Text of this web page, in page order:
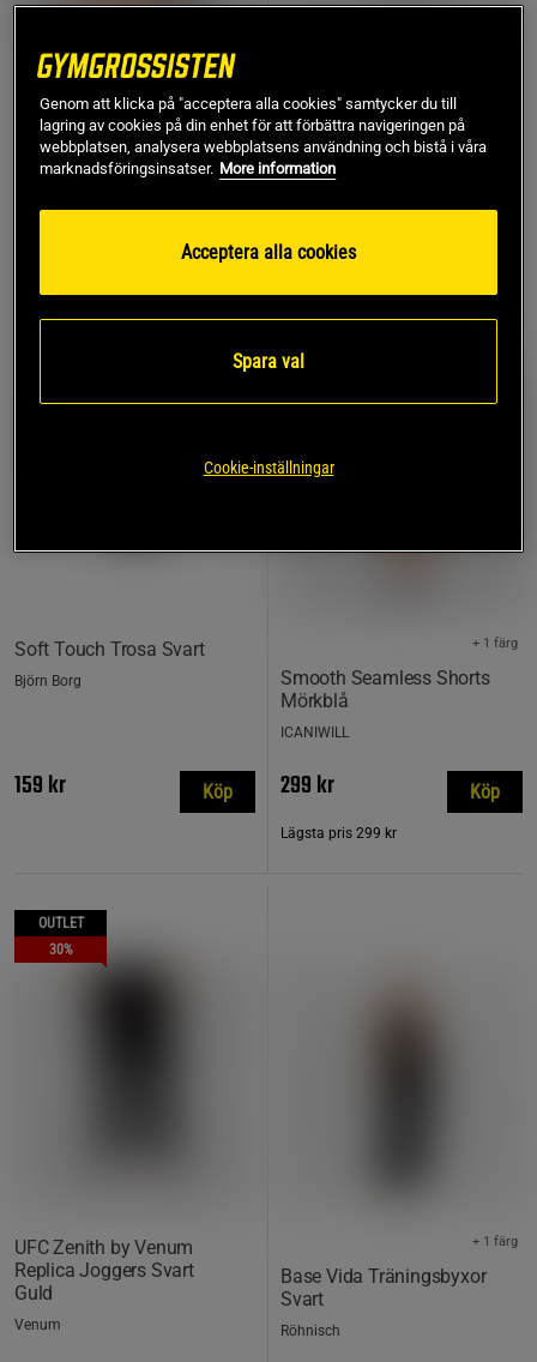
Fight Night Fightshorts
Venum
608 kr
Träningstights Svart
Drop of Mindfulness
499 kr
Soft Touch Trosa Svart
Björn Borg
159 kr Köp
OUTLET
PRISVÄRD
Smooth Seamless Shorts
Mörkblå
+ 1 färg
ICANIWILL
299 kr
Lägsta pris 299 kr
Köp
OUTLET
30%
UFC Zenith by Venum
Replica Joggers Svart
Guld
Venum
Base Vida Träningsbyxor
Svart
+ 1 färg
Röhnisch
Genom att klicka på "acceptera alla cookies" samtycker du till
lagring av cookies på din enhet för att förbättra navigeringen på
webbplatsen, analysera webbplatsens användning och bistå i våra
marknadsföringsinsatser. More information
Acceptera alla cookies
Spara val
Cookie-inställningar